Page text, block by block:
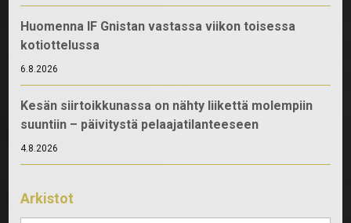
Huomenna IF Gnistan vastassa viikon toisessa
kotiottelussa
6.8.2026
Kesän siirtoikkunassa on nähty liikettä molempiin
suuntiin – päivitystä pelaajatilanteeseen
4.8.2026
Arkistot